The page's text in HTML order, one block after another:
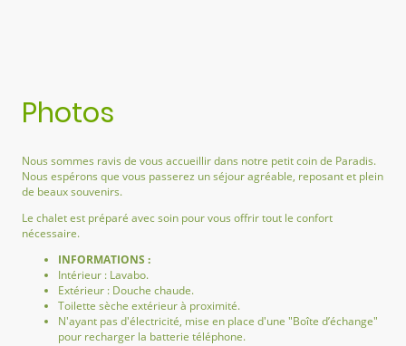
Photos
Nous sommes ravis de vous accueillir dans notre petit coin de Paradis.
Nous espérons que vous passerez un séjour agréable, reposant et plein
de beaux souvenirs.
Le chalet est préparé avec soin pour vous offrir tout le confort
nécessaire.
INFORMATIONS :
Intérieur : Lavabo.
Extérieur : Douche chaude.
Toilette sèche extérieur à proximité.
N'ayant pas d'électricité, mise en place d'une "Boîte d’échange"
pour recharger la batterie téléphone.